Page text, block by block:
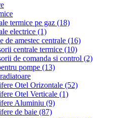
termice pe gaz (18)
electrice (1)
de amestec centrale (16)
centrale termice (10)
de comanda si control (2)
pompe (13)
Otel Orizontale (52)
Otel Verticale (1)
Aluminiu (9)
de baie (87)